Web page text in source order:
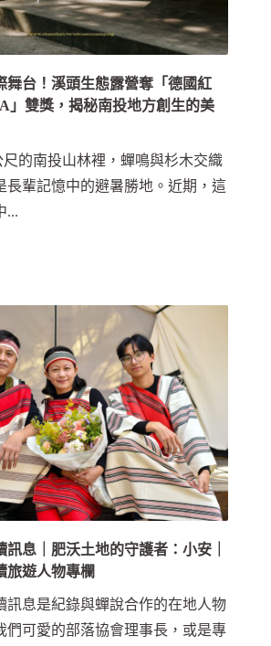
舞台！溪頭生態露營奪「德國紅
」雙獎，揭秘南投地方創生的美
尺的南投山林裡，蟬鳴與杉木交織
長輩記憶中的避暑勝地。近期，這
...
訊息｜肥沃土地的守護者：小安｜
旅遊人物專欄
訊息是紀錄與蟬說合作的在地人物
們可愛的部落協會理事長，或是專